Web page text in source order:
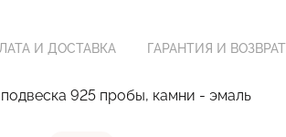
И ДОСТАВКА ГАРАНТИЯ И ВОЗВРАТ
925 пробы, камни - эмаль